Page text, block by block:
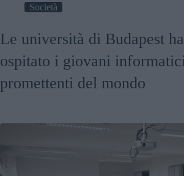
Società
Le università di Budapest
ospitato i giovani
promettenti del mondo